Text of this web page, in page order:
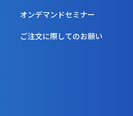
オンデマンドセミナー
ご注文に際してのお願い